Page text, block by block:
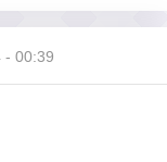
- 00:39